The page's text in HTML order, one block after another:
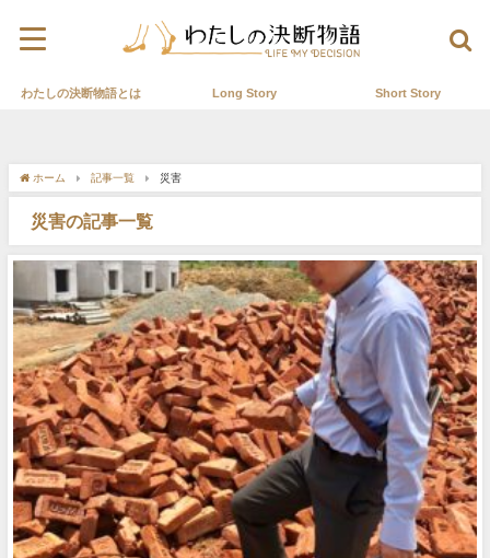
わたしの決断物語とは Long Story Short Story
ホーム 記事一覧 災害
災害の記事一覧